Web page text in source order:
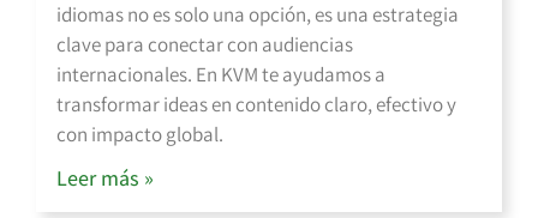
idiomas no es solo una opción, es una estrategia
clave para conectar con audiencias
internacionales. En KVM te ayudamos a
transformar ideas en contenido claro, efectivo y
con impacto global.
Leer más »